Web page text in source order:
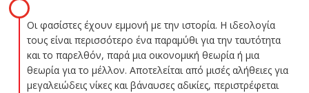
Οι φασίστες έχουν εμμονή με την ιστορία. Η ιδεολογία
τους είναι περισσότερο ένα παραμύθι για την ταυτότητα
και το παρελθόν, παρά μια οικονομική θεωρία ή μια
θεωρία για το μέλλον. Αποτελείται από μισές αλήθειες για
μεγαλειώδεις νίκες και βάναυσες αδικίες, περιστρέφεται